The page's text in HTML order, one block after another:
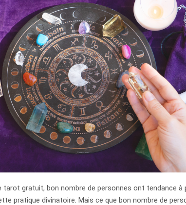
tarot gratuit, bon nombre de personnes ont tendance à
pratique divinatoire. Mais ce que bon nombre de